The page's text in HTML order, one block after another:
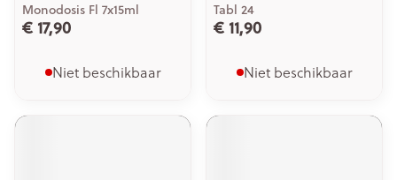
Monodosis Fl 7x15ml
€ 17,90
Niet beschikbaar
Tabl 24
€ 11,90
Niet beschikbaar